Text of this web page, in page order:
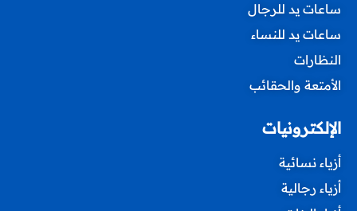
ساعات يد للرجال
ساعات يد للنساء
النظارات
الأمتعة والحقائب
الإلكترونيات
أزياء نسائية
أزياء رجالية